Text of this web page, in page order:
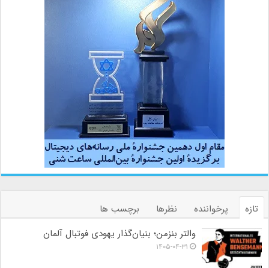
تازه پرخواننده نظرها
برچسب ها
والتر بنزمن؛ بنیان‌گذار یهودی فوتبال آلمان
۱۴۰۵-۰۴-۳۱